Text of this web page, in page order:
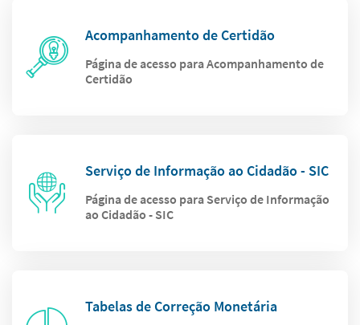
Acompanhamento de Certidão
Página de acesso para Acompanhamento de
Certidão
Serviço de Informação ao Cidadão - SIC
Página de acesso para Serviço de Informação
ao Cidadão - SIC
Tabelas de Correção Monetária